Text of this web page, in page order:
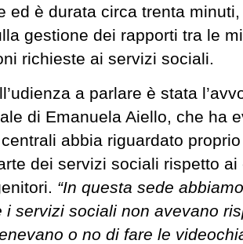
ed è durata circa trenta
gestione dei rapporti tra le
richieste ai servizi sociali.
a parlare è stata
di Emanuela Aiello, che ha
abbia riguardato
dei servizi sociali rispetto ai
“In questa sede
i servizi sociali non avevano
o no di fare le